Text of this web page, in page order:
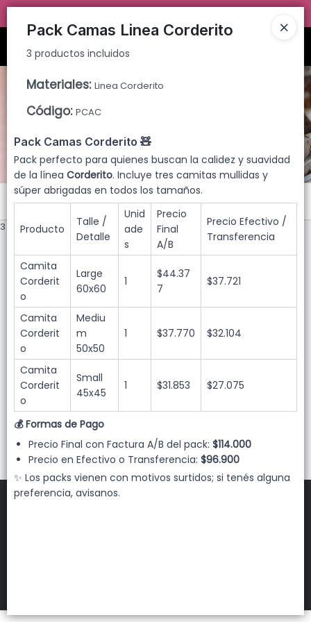
3 productos incluidos
Pack Camas Linea Corderito
3 productos incluidos
Materiales: Linea Corderito
Código: PCAC
Pack Camas Corderito 🧸
Pack perfecto para quienes buscan la calidez y suavidad
de la línea Corderito. Incluye tres camitas mullidas y
súper abrigadas en todos los tamaños.
Producto
Talle /
Detalle
Unid
ade
s
Precio
Final
A/B
Precio Efectivo /
Transferencia
Camita
Corderit
o
Large
60x60
1
$44.37
7
$37.721
Camita
Corderit
o
Mediu
m
50x50
1 $37.770 $32.104
Camita
Corderit
o
Small
45x45
1 $31.853 $27.075
💰 Formas de Pago
Precio Final con Factura A/B del pack: $114.000
Precio en Efectivo o Transferencia: $96.900
✨ Los packs vienen con motivos surtidos; si tenés alguna
preferencia, avisanos.
PUNTOS DE VENTA
CÓMO COMPRAR
QUIÉNES SOMOS
TIENDA MINORISTA
CONTACTO
Menú
3 productos incluidos
Lista vacía
Botón de arrepentimiento